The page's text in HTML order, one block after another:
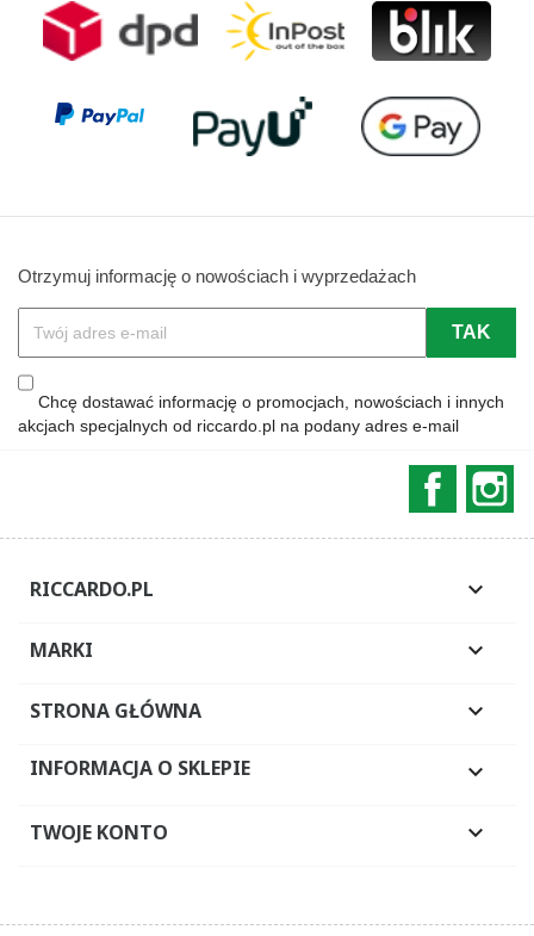
Otrzymuj informację o nowościach i wyprzedażach
Chcę dostawać informację o promocjach, nowościach i innych
akcjach specjalnych od riccardo.pl na podany adres e-mail
RICCARDO.PL 
MARKI 
STRONA GŁÓWNA 
INFORMACJA O SKLEPIE 
TWOJE KONTO 